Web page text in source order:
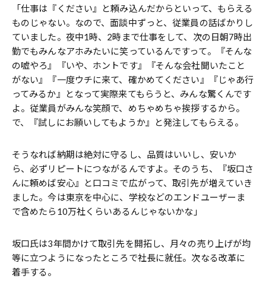
「仕事は『ください』と頼み込んだからといって、もらえる
ものじゃない。なので、面談中ずっと、従業員の話ばかりし
ていました。夜中1時、2時まで仕事をして、次の日朝7時出
勤でもみんなアホみたいに笑っているんですって。『そんな
の嘘やろ』『いや、ホントです』『そんな会社聞いたこと
がない』『一度ウチに来て、確かめてください』『じゃあ行
ってみるか』となって実際来てもらうと、みんな驚くんです
よ。従業員がみんな笑顔で、めちゃめちゃ挨拶するから。
で、『試しにお願いしてもようか』と発注してもらえる。
そうなれば納期は絶対に守るし、品質はいいし、安いか
ら、必ずリピートにつながるんですよ。そのうち、『坂口さ
んに頼めば安心』と口コミで広がって、取引先が増えていき
ました。今は東京を中心に、学校などのエンドユーザーま
で含めたら10万社くらいあるんじゃないかな」
坂口氏は3年間かけて取引先を開拓し、月々の売り上げが均
等に立つようになったところで社長に就任。次なる改革に
着手する。